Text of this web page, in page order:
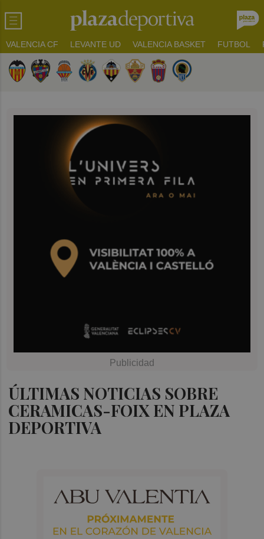
VALENCIA CF LEVANTE UD VALENCIA BASKET FUTBOL
ÚLTIMAS NOTICIAS SOBRE
CERAMICAS-FOIX EN PLAZA
DEPORTIVA